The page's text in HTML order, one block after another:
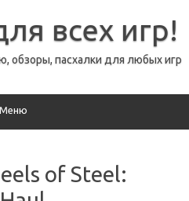
всех игр!
обзоры, пасхалки для любых игр
Меню
of Steel: